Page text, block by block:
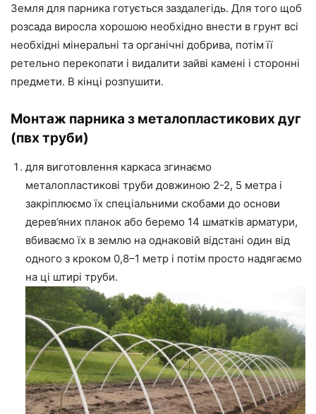
Земля для парника готується заздалегідь. Для того щоб
розсада виросла хорошою необхідно внести в грунт всі
необхідні мінеральні та органічні добрива, потім її
ретельно перекопати і видалити зайві камені і сторонні
предмети. В кінці розпушити.
Монтаж парника з металопластикових дуг
(пвх труби)
для виготовлення каркаса згинаємо
металопластикові труби довжиною 2-2, 5 метра і
закріплюємо їх спеціальними скобами до основи
дерев’яних планок або беремо 14 шматків арматури,
вбиваємо їх в землю на однаковій відстані один від
одного з кроком 0,8–1 метр і потім просто надягаємо
на ці штирі труби.